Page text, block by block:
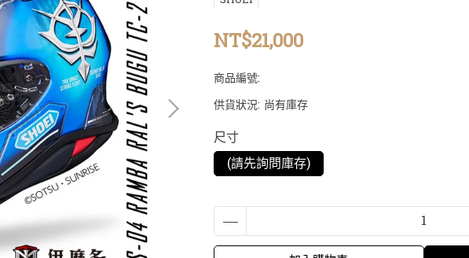
NT$21,000
商品編號:
供貨狀況: 尚有庫存
尺寸
(請先詢問庫存)